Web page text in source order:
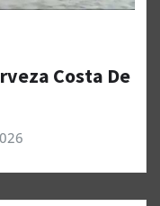
Costa De